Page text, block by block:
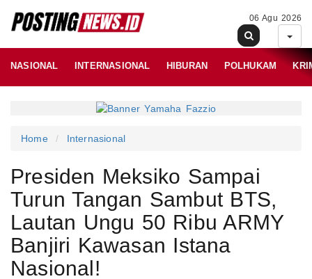
06 Agu 2026
NASIONAL INTERNASIONAL HIBURAN POLHUKAM
Home Internasional
Presiden Meksiko Sampai
Turun Tangan Sambut BTS,
Lautan Ungu 50 Ribu ARMY
Banjiri Kawasan Istana
Nasional!